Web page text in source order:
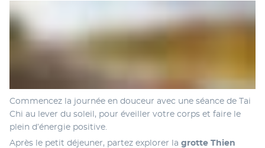
Commencez la journée en douceur avec une séance de Tai
Chi au lever du soleil, pour éveiller votre corps et faire le
plein d’énergie positive.
Après le petit déjeuner, partez explorer la grotte Thien